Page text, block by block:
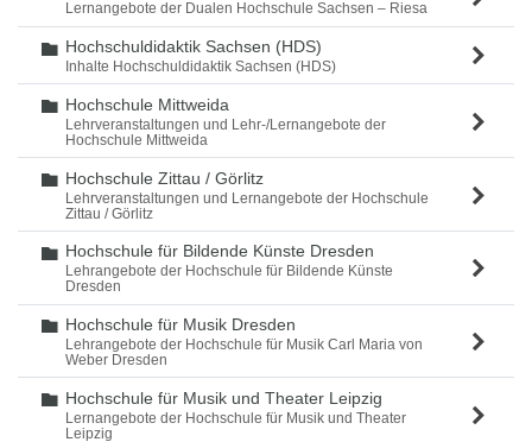
Lernangebote der Dualen Hochschule Sachsen – Riesa
Ordner
Hochschuldidaktik Sachsen (HDS)
Inhalte Hochschuldidaktik Sachsen (HDS)
Ordner
Hochschule Mittweida
Lehrveranstaltungen und Lehr-/Lernangebote der
Hochschule Mittweida
Ordner
Hochschule Zittau / Görlitz
Lehrveranstaltungen und Lernangebote der Hochschule
Zittau / Görlitz
Ordner
Hochschule für Bildende Künste Dresden
Lehrangebote der Hochschule für Bildende Künste
Dresden
Ordner
Hochschule für Musik Dresden
Lehrangebote der Hochschule für Musik Carl Maria von
Weber Dresden
Ordner
Hochschule für Musik und Theater Leipzig
Lernangebote der Hochschule für Musik und Theater
Leipzig